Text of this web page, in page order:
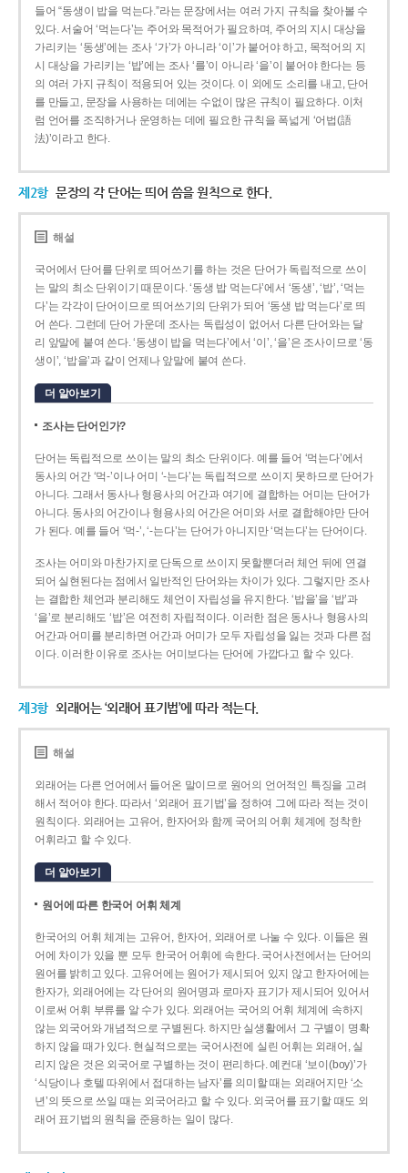
들어 “동생이 밥을 먹는다.”라는 문장에서는 여러 가지 규칙을 찾아볼 수
있다. 서술어 ‘먹는다’는 주어와 목적어가 필요하며, 주어의 지시 대상을
가리키는 ‘동생’에는 조사 ‘가’가 아니라 ‘이’가 붙어야 하고, 목적어의 지
시 대상을 가리키는 ‘밥’에는 조사 ‘를’이 아니라 ‘을’이 붙어야 한다는 등
의 여러 가지 규칙이 적용되어 있는 것이다. 이 외에도 소리를 내고, 단어
를 만들고, 문장을 사용하는 데에는 수없이 많은 규칙이 필요하다. 이처
럼 언어를 조직하거나 운영하는 데에 필요한 규칙을 폭넓게 ‘어법(語
法)’이라고 한다.
제2항 문장의 각 단어는 띄어 씀을 원칙으로 한다.
해설
국어에서 단어를 단위로 띄어쓰기를 하는 것은 단어가 독립적으로 쓰이
는 말의 최소 단위이기 때문이다. ‘동생 밥 먹는다’에서 ‘동생’, ‘밥’, ‘먹는
다’는 각각이 단어이므로 띄어쓰기의 단위가 되어 ‘동생 밥 먹는다’로 띄
어 쓴다. 그런데 단어 가운데 조사는 독립성이 없어서 다른 단어와는 달
리 앞말에 붙여 쓴다. ‘동생이 밥을 먹는다’에서 ‘이’, ‘을’은 조사이므로 ‘동
생이’, ‘밥을’과 같이 언제나 앞말에 붙여 쓴다.
더 알아보기
조사는 단어인가?
단어는 독립적으로 쓰이는 말의 최소 단위이다. 예를 들어 ‘먹는다’에서
동사의 어간 ‘먹-­’이나 어미 ‘­-는다’는 독립적으로 쓰이지 못하므로 단어가
아니다. 그래서 동사나 형용사의 어간과 여기에 결합하는 어미는 단어가
아니다. 동사의 어간이나 형용사의 어간은 어미와 서로 결합해야만 단어
가 된다. 예를 들어 ‘먹-’, ‘-는다’는 단어가 아니지만 ‘먹는다’는 단어이다.
조사는 어미와 마찬가지로 단독으로 쓰이지 못할뿐더러 체언 뒤에 연결
되어 실현된다는 점에서 일반적인 단어와는 차이가 있다. 그렇지만 조사
는 결합한 체언과 분리해도 체언이 자립성을 유지한다. ‘밥을’을 ‘밥’과
‘을’로 분리해도 ‘밥’은 여전히 자립적이다. 이러한 점은 동사나 형용사의
어간과 어미를 분리하면 어간과 어미가 모두 자립성을 잃는 것과 다른 점
이다. 이러한 이유로 조사는 어미보다는 단어에 가깝다고 할 수 있다.
제3항 외래어는 ‘외래어 표기법’에 따라 적는다.
해설
외래어는 다른 언어에서 들어온 말이므로 원어의 언어적인 특징을 고려
해서 적어야 한다. 따라서 ‘외래어 표기법’을 정하여 그에 따라 적는 것이
원칙이다. 외래어는 고유어, 한자어와 함께 국어의 어휘 체계에 정착한
어휘라고 할 수 있다.
더 알아보기
원어에 따른 한국어 어휘 체계
한국어의 어휘 체계는 고유어, 한자어, 외래어로 나눌 수 있다. 이들은 원
어에 차이가 있을 뿐 모두 한국어 어휘에 속한다. 국어사전에서는 단어의
원어를 밝히고 있다. 고유어에는 원어가 제시되어 있지 않고 한자어에는
한자가, 외래어에는 각 단어의 원어명과 로마자 표기가 제시되어 있어서
이로써 어휘 부류를 알 수가 있다. 외래어는 국어의 어휘 체계에 속하지
않는 외국어와 개념적으로 구별된다. 하지만 실생활에서 그 구별이 명확
하지 않을 때가 있다. 현실적으로는 국어사전에 실린 어휘는 외래어, 실
리지 않은 것은 외국어로 구별하는 것이 편리하다. 예컨대 ‘보이(boy)’가
‘식당이나 호텔 따위에서 접대하는 남자’를 의미할 때는 외래어지만 ‘소
년’의 뜻으로 쓰일 때는 외국어라고 할 수 있다. 외국어를 표기할 때도 외
래어 표기법의 원칙을 준용하는 일이 많다.